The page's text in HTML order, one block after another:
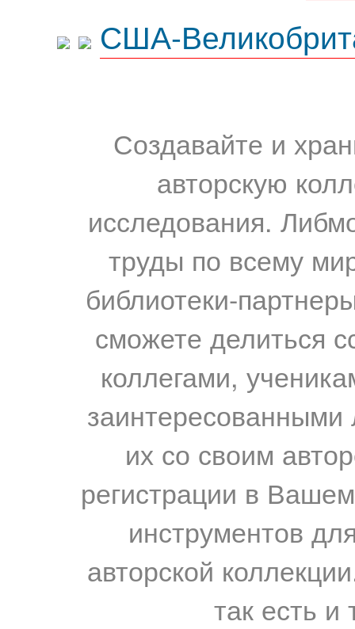
США-
Создавайте и
авторскую
исследования.
труды по всему
библиотеки-
сможете делиться
коллегами,
их со своим
регистрации в
инструментов
авторской
так есть и